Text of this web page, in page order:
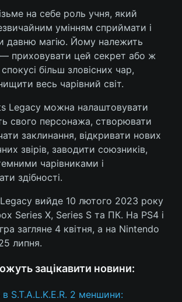
на себе роль учня, який
умінням сприймати і
давню магію. Йому належить
приховувати цей секрет або ж
більш зловісних чар,
весь чарівний світ.
Legacy можна налаштовувати
свого персонажа, створювати
заклинання, відкривати нових
звірів, заводити союзників,
чарівниками і
здібності.
вийде 10 лютого 2023 року
Series X, Series S та ПК. На PS4 і
загляне 4 квітня, а на Nintendo
липня.
зацікавити новини:
S.T.A.L.K.E.R. 2 меншини: